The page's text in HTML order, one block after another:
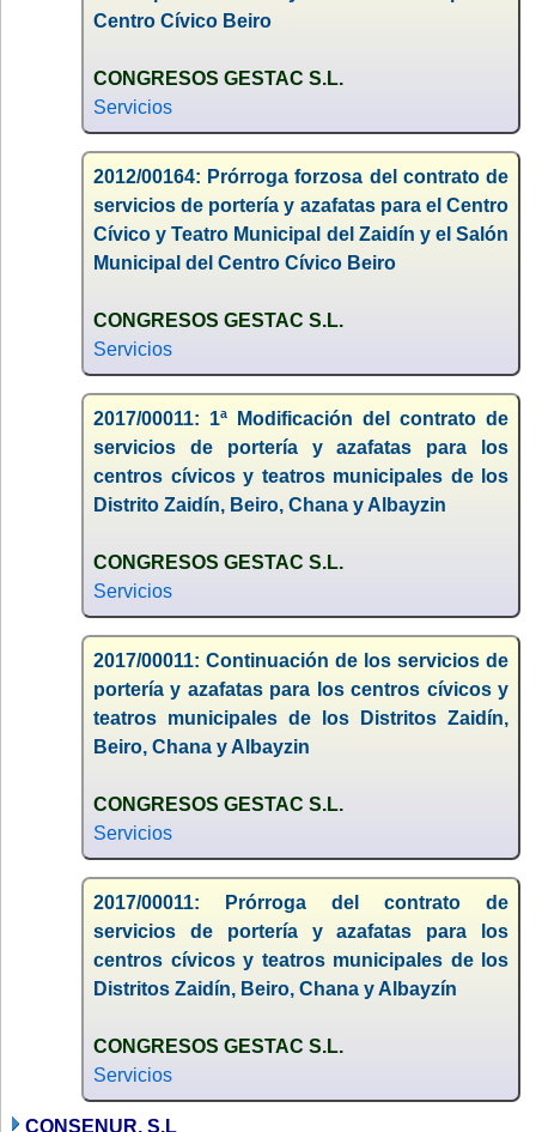
Centro Cívico Beiro
CONGRESOS GESTAC S.L.
Servicios
2012/00164: Prórroga forzosa del contrato de
servicios de portería y azafatas para el Centro
Cívico y Teatro Municipal del Zaidín y el Salón
Municipal del Centro Cívico Beiro
CONGRESOS GESTAC S.L.
Servicios
2017/00011: 1ª Modificación del contrato de
servicios de portería y azafatas para los
centros cívicos y teatros municipales de los
Distrito Zaidín, Beiro, Chana y Albayzin
CONGRESOS GESTAC S.L.
Servicios
2017/00011: Continuación de los servicios de
portería y azafatas para los centros cívicos y
teatros municipales de los Distritos Zaidín,
Beiro, Chana y Albayzin
CONGRESOS GESTAC S.L.
Servicios
2017/00011: Prórroga del contrato de
servicios de portería y azafatas para los
centros cívicos y teatros municipales de los
Distritos Zaidín, Beiro, Chana y Albayzín
CONGRESOS GESTAC S.L.
Servicios
CONSENUR, S.L